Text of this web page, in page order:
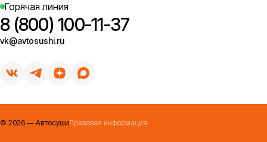
Горячая линия
8 (800) 100-11-37
vk@avtosushi.ru
© 2026 — АвтосушиПравовая информация